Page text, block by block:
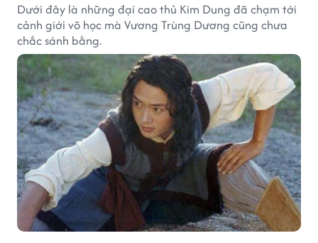
Dưới đây là những đại cao thủ Kim Dung đã chạm tới
cảnh giới võ học mà Vương Trùng Dương cũng chưa
chắc sánh bằng.